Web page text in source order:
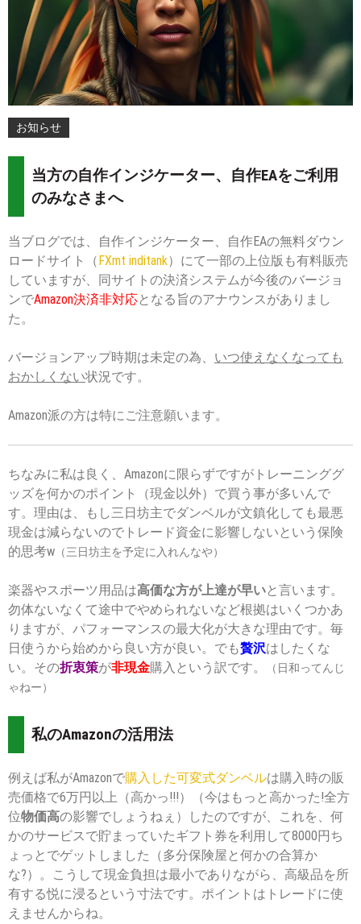
2024-
06-
06
お知らせ
当方の自作インジケーター、自作EAをご利用
のみなさまへ
当ブログでは、自作インジケーター、自作EAの無料ダウン
ロードサイト（FXmt inditank）にて一部の上位版も有料販売
していますが、同サイトの決済システムが今後のバージョ
ンでAmazon決済非対応となる旨のアナウンスがありまし
た。
バージョンアップ時期は未定の為、 いつ使えなくなっても
おかしくない状況です。
Amazon派の方は特にご注意願います。
ちなみに私は良く、Amazonに限らずですがトレーニンググ
ッズを何かのポイント（現金以外）で買う事が多いんで
す。理由は、もし三日坊主でダンベルが文鎮化しても最悪
現金は減らないのでトレード資金に影響しないという保険
的思考w （三日坊主を予定に入れんなや）
楽器やスポーツ用品は高価な方が上達が早いと言います。
勿体ないなくて途中でやめられないなど根拠はいくつかあ
りますが、パフォーマンスの最大化が大きな理由です。毎
日使うから始めから良い方が良い。でも贅沢はしたくな
い。その折衷策が非現金購入という訳です。
（日和ってんじ
ゃねー）
私のAmazonの活用法
例えば私がAmazonで購入した可変式ダンベルは購入時の販
売価格で6万円以上（高かっ!!!）（今はもっと高かった!全方
位物価高の影響でしょうねぇ）したのですが、これを、何
かのサービスで貯まっていたギフト券を利用して8000円ち
ょっとでゲットしました（多分保険屋と何かの合算か
な?）。こうして現金負担は最小でありながら、高級品を所
有する悦に浸るという寸法です。ポイントはトレードに使
えませんからね。